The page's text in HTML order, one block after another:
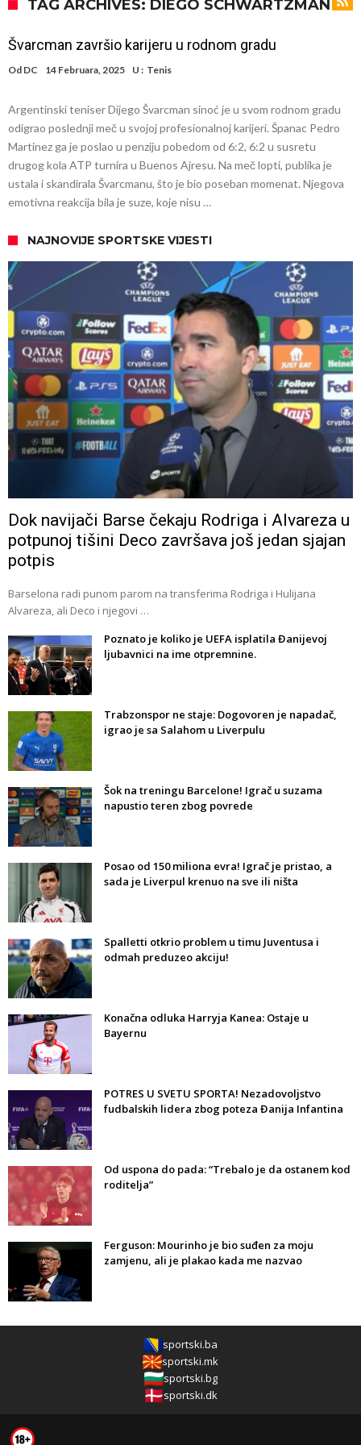
Posao od 150 miliona evra! Igrač je pristao, a sada je Liverpul
Konačna odluka Harryja Kanea: Ostaje u Bayernu
POTRES U SVETU SPORTA! Nezadovoljstvo fudbalskih lidera zbog
poteza Đanija Infantina
Od uspona do pada: “Trebalo je da ostanem kod roditelja”
Ferguson: Mourinho je bio suđen za moju zamjenu, ali je plakao kada
TAG ARCHIVES: DIEGO SCHWARTZMAN
Švarcman završio karijeru u rodnom gradu
Od DC 14 Februara, 2025 U : Tenis
Argentinski teniser Dijego Švarcman sinoć je u svom rodnom gradu
odigrao poslednji meč u svojoj profesionalnoj karijeri. Španac Pedro
Martinez ga je poslao u penziju pobedom od 6:2, 6:2 u susretu
drugog kola ATP turnira u Buenos Ajresu. Na meč lopti, publika je
ustala i skandirala Švarcmanu, što je bio poseban momenat. Njegova
emotivna reakcija bila je suze, koje nisu …
NAJNOVIJE SPORTSKE VIJESTI
Dok navijači Barse čekaju Rodriga i Alvareza u
potpunoj tišini Deco završava još jedan sjajan
potpis
Barselona radi punom parom na transferima Rodriga i Hulijana
Alvareza, ali Deco i njegovi …
Poznato je koliko je UEFA isplatila Đanijevoj
ljubavnici na ime otpremnine.
Trabzonspor ne staje: Dogovoren je napadač,
igrao je sa Salahom u Liverpulu
Šok na treningu Barcelone! Igrač u suzama
napustio teren zbog povrede
Posao od 150 miliona evra! Igrač je pristao, a
sada je Liverpul krenuo na sve ili ništa
Spalletti otkrio problem u timu Juventusa i
odmah preduzeo akciju!
Konačna odluka Harryja Kanea: Ostaje u
Bayernu
POTRES U SVETU SPORTA! Nezadovoljstvo
fudbalskih lidera zbog poteza Đanija Infantina
Od uspona do pada: “Trebalo je da ostanem kod
roditelja”
Ferguson: Mourinho je bio suđen za moju
zamjenu, ali je plakao kada me nazvao
sportski.ba
sportski.mk
sportski.bg
sportski.dk